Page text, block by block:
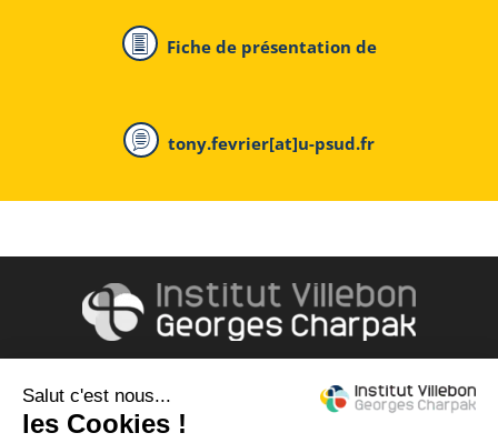
Fiche de présentation de
tony.fevrier[at]u-psud.fr
Accès & contact
490, rue Hector Berlioz